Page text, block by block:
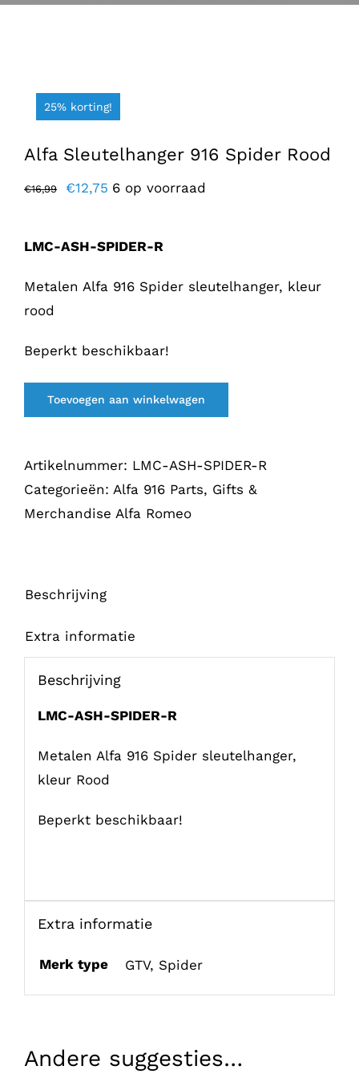
25% korting!
Alfa Sleutelhanger 916 Spider Rood
€16,99
Oorspronkelijke
€12,75 Huidige
6 op voorraad
LMC-ASH-SPIDER-R
Metalen Alfa 916 Spider sleutelhanger, kleur
rood
Beperkt beschikbaar!
Toevoegen aan winkelwagen
Artikelnummer: LMC-ASH-SPIDER-R
Categorieën: Alfa 916 Parts, Gifts &
Merchandise Alfa Romeo
Beschrijving
Extra informatie
Beschrijving
LMC-ASH-SPIDER-R
Metalen Alfa 916 Spider sleutelhanger,
kleur Rood
Beperkt beschikbaar!
Extra informatie
Merk type GTV, Spider
Andere suggesties…